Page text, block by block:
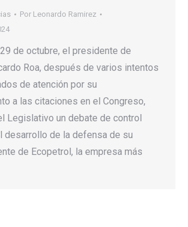
Por Leonardo Ramirez
de octubre, el presidente de
Roa, después de varios intentos
de atención por su
a las citaciones en el Congreso,
Legislativo un debate de control
desarrollo de la defensa de su
de Ecopetrol, la empresa más